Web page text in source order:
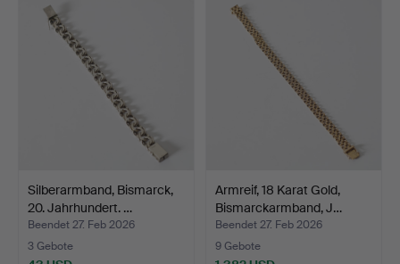
Silberarmband, Bismarck,
20. Jahrhundert. …
Beendet 27. Feb 2026
3 Gebote
Armreif, 18 Karat Gold,
Bismarckarmband, J…
Beendet 27. Feb 2026
9 Gebote